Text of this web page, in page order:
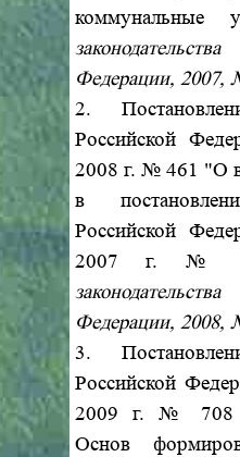
коммунальные
Федерации, 2007,
2.
Российской
2008 г. № 461 "О
в
Российской
2007 г. №
Федерации, 2008,
3.
Российской
2009 г. № 708
Основ